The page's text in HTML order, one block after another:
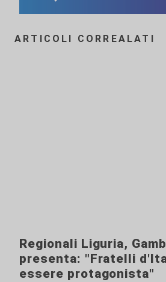
ARTICOLI CORREALATI
Regionali Liguria,
presenta: "Fratelli
essere protagonista"